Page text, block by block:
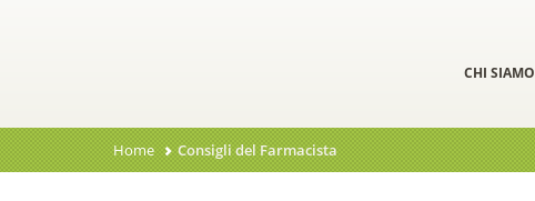
CHI SIAMO
Home Consigli del Farmacista